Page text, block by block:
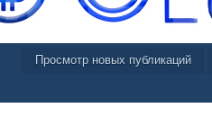
Просмотр новых публикаций